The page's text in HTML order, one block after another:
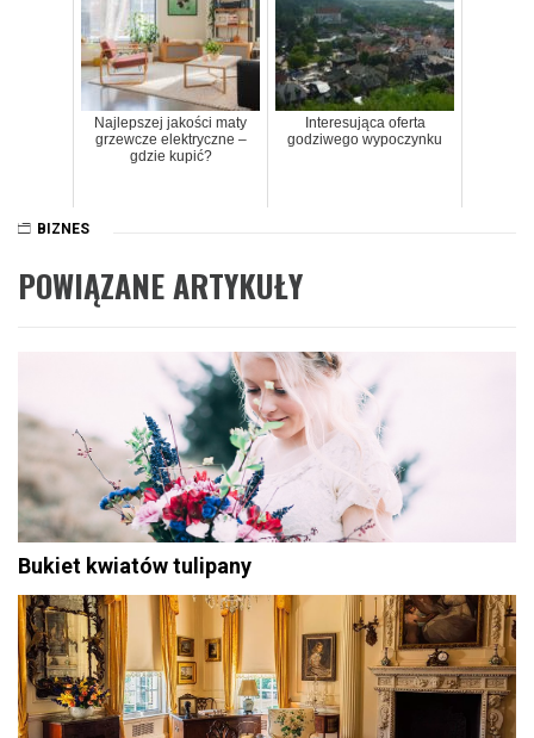
Najlepszej jakości maty
grzewcze elektryczne –
gdzie kupić?
Interesująca oferta
godziwego wypoczynku
BIZNES
POWIĄZANE ARTYKUŁY
Bukiet kwiatów tulipany